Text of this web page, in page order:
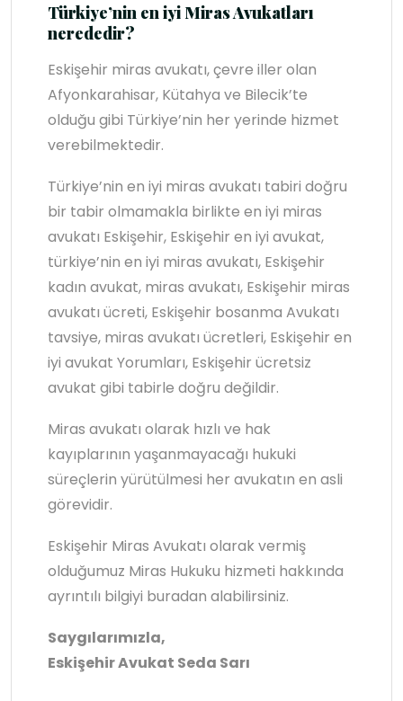
Türkiye’nin en iyi Miras Avukatları
nerededir?
Eskişehir miras avukatı, çevre iller olan
Afyonkarahisar, Kütahya ve Bilecik’te
olduğu gibi Türkiye’nin her yerinde hizmet
verebilmektedir.
Türkiye’nin en iyi miras avukatı tabiri doğru
bir tabir olmamakla birlikte en iyi miras
avukatı Eskişehir, Eskişehir en iyi avukat,
türkiye’nin en iyi miras avukatı, Eskişehir
kadın avukat, miras avukatı, Eskişehir miras
avukatı ücreti, Eskişehir bosanma Avukatı
tavsiye, miras avukatı ücretleri, Eskişehir en
iyi avukat Yorumları, Eskişehir ücretsiz
avukat gibi tabirle doğru değildir.
Miras avukatı olarak hızlı ve hak
kayıplarının yaşanmayacağı hukuki
süreçlerin yürütülmesi her avukatın en asli
görevidir.
Eskişehir Miras Avukatı olarak vermiş
olduğumuz Miras Hukuku hizmeti hakkında
ayrıntılı bilgiyi buradan alabilirsiniz.
Saygılarımızla,
Eskişehir Avukat Seda Sarı